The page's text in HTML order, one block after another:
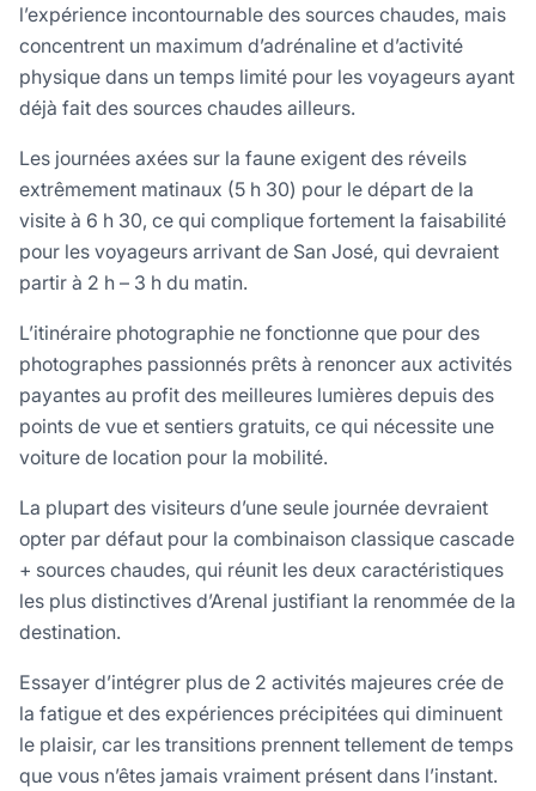
l’expérience incontournable des sources chaudes, mais
concentrent un maximum d’adrénaline et d’activité
physique dans un temps limité pour les voyageurs ayant
déjà fait des sources chaudes ailleurs.
Les journées axées sur la faune exigent des réveils
extrêmement matinaux (5 h 30) pour le départ de la
visite à 6 h 30, ce qui complique fortement la faisabilité
pour les voyageurs arrivant de San José, qui devraient
partir à 2 h – 3 h du matin.
L’itinéraire photographie ne fonctionne que pour des
photographes passionnés prêts à renoncer aux activités
payantes au profit des meilleures lumières depuis des
points de vue et sentiers gratuits, ce qui nécessite une
voiture de location pour la mobilité.
La plupart des visiteurs d’une seule journée devraient
opter par défaut pour la combinaison classique cascade
+ sources chaudes, qui réunit les deux caractéristiques
les plus distinctives d’Arenal justifiant la renommée de la
destination.
Essayer d’intégrer plus de 2 activités majeures crée de
la fatigue et des expériences précipitées qui diminuent
le plaisir, car les transitions prennent tellement de temps
que vous n’êtes jamais vraiment présent dans l’instant.